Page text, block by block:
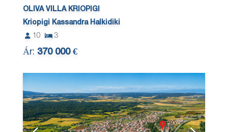
OLIVA VILLA KRIOPIGI
Kriopigi Kassandra Halkidiki
10
3
Ár: 370 000 €